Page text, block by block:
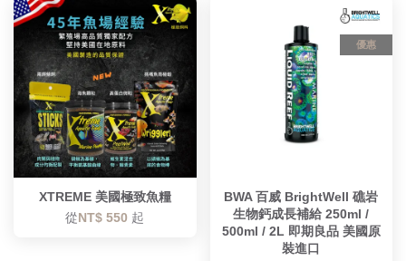
XTREME 美國極致魚糧
從NT$ 550 起
優惠
BWA 百威 BrightWell 礁岩
生物鈣成長補給 250ml /
500ml / 2L 即期良品 美國原
裝進口